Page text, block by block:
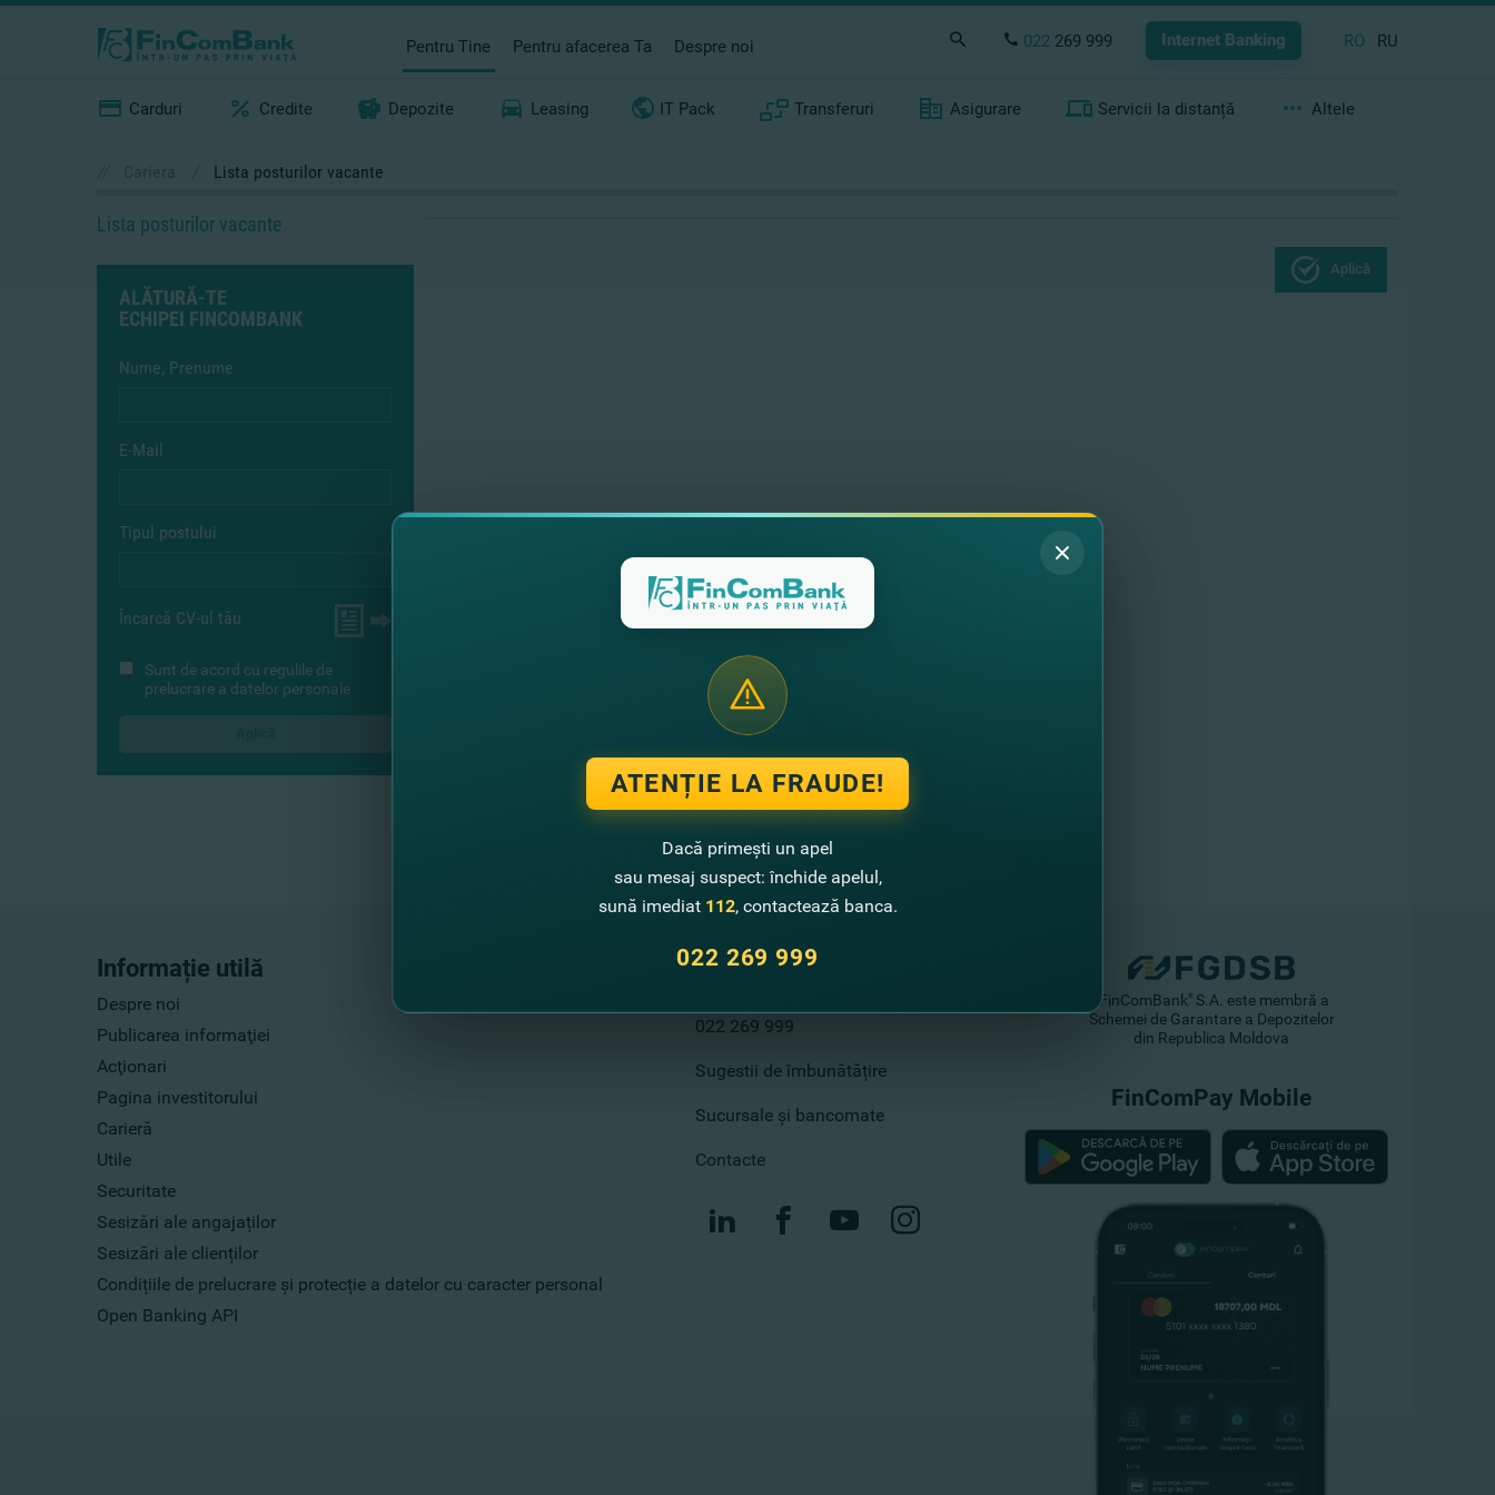
Pentru Tine Pentru afacerea Ta Despre noi 022 269 999 Internet Banking RO RU
Carduri Credite Depozite Leasing IT Pack Transferuri Asigurare Servicii la distanță Altele
Lista posturilor vacante
Lista posturilor vacante
ALĂTURĂ-TE
ECHIPEI FINCOMBANK
Nume, Prenume
E-Mail
Tipul postului
Încarcă CV-ul tău
Sunt de acord cu regulile de
prelucrare a datelor personale
Aplică
Informație utilă
Despre noi
Publicarea informaţiei
Acţionari
Pagina investitorului
Carieră
Utile
Securitate
Sesizări ale angajaților
Sesizări ale clienților
Condițiile de prelucrare și protecție a datelor cu caracter personal
Open Banking API
Contactează-ne
022 269 999
Sugestii de îmbunătățire
Sucursale și bancomate
Contacte
"FinComBank" S.A. este membră a
Schemei de Garantare a Depozitelor
din Republica Moldova
FinComPay Mobile
ATENȚIE LA FRAUDE!
Dacă primești un apel
sau mesaj suspect: închide apelul,
sună imediat 112, contactează banca.
022 269 999